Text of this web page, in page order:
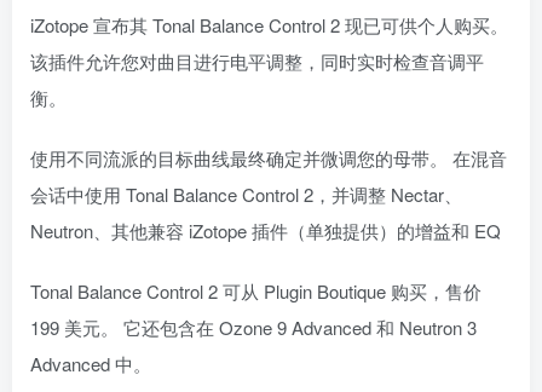
iZotope 宣布其 Tonal Balance Control 2 现已可供个人购买。
该插件允许您对曲目进行电平调整，同时实时检查音调平
衡。
使用不同流派的目标曲线最终确定并微调您的母带。 在混音
会话中使用 Tonal Balance Control 2，并调整 Nectar、
Neutron、其他兼容 iZotope 插件（单独提供）的增益和 EQ
Tonal Balance Control 2 可从 Plugin Boutique 购买，售价
199 美元。 它还包含在 Ozone 9 Advanced 和 Neutron 3
Advanced 中。